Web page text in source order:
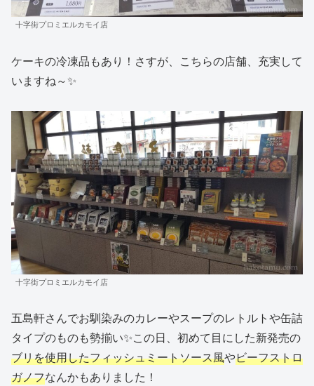
十字街プロミエルカモイ店
ケーキの冷凍品もあり！さすが、こちらの店舗、充実して
いますね～✨
十字街プロミエルカモイ店
五島軒さんでお馴染みのカレーやスープのレトルトや缶詰
タイプのものも勢揃い✨この日、初めて目にした新発売の
ブリを使用したフィッシュミートソース風やビーフストロ
ガノフなんかもありました！